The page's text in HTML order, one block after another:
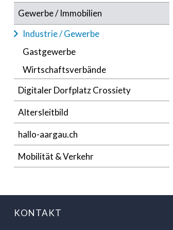
Gewerbe / Immobilien
Industrie / Gewerbe
Gastgewerbe
Wirtschaftsverbände
Digitaler Dorfplatz Crossiety
Altersleitbild
hallo-aargau.ch
Mobilität & Verkehr
KONTAKT